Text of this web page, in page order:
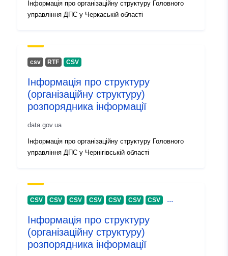
Versionsinformati
on:
1.0
Інформація про організаційну структуру Головного
управління ДПС у Черкаській області
сsv RTF CSV
Інформація про структуру
(організаційну структуру)
розпорядника інформації
data.gov.ua
Інформація про організаційну структуру Головного
управління ДПС у Чернігівській області
CSV CSV CSV CSV CSV CSV CSV ...
Інформація про структуру
(організаційну структуру)
розпорядника інформації